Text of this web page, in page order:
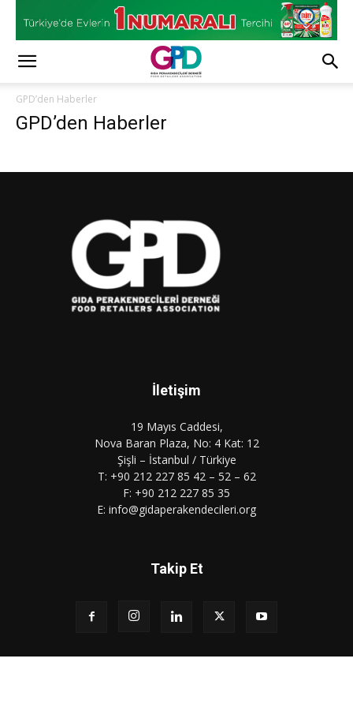
GPD’den Haberler
GPD’den Haberler
İletişim
19 Mayıs Caddesi,
Nova Baran Plaza, No: 4 Kat: 12
Şişli – İstanbul / Türkiye
T: +90 212 227 85 42 – 52 – 62
F: +90 212 227 85 35
E: info@gidaperakendecileri.org
Takip Et